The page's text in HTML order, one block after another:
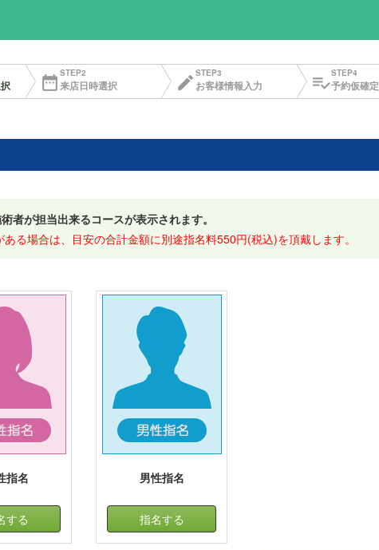
date_range STEP2
来店日時選択 edit STEP3
お客様情報入力 playlist_add_checkSTEP4
予約仮確定
者が担当出来るコースが表示されます。
る場合は、目安の合計金額に別途指名料550円(税込)を頂戴します。
指名
する
男性指名
指名する